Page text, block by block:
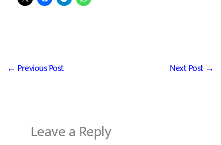
← Previous Post Next Post →
Leave a Reply